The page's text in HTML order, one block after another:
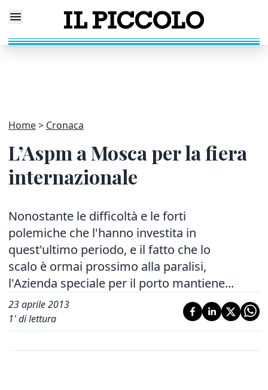
Home Cronaca
L’Aspm a Mosca per la fiera
internazionale
Nonostante le difficoltà e le forti
polemiche che l'hanno investita in
quest'ultimo periodo, e il fatto che lo
scalo è ormai prossimo alla paralisi,
l'Azienda speciale per il porto mantiene...
23 aprile 2013
1' di lettura